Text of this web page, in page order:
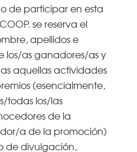
de participar en esta
se reserva el
apellidos e
los/as ganadores/as y
aquellas actividades
(esencialmente,
todas los/las
de la
a de la promoción)
de divulgación,